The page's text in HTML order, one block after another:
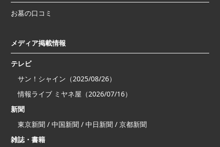
お墓の口コミ
メディア掲載情報
テレビ
サン！シャイン（2025/08/26）
情報ライブ ミヤネ屋（2026/07/16）
新聞
東京新聞 / 中国新聞 / 中日新聞 / 京都新聞
雑誌・書籍